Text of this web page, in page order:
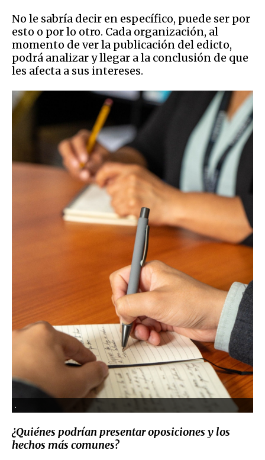
No le sabría decir en específico, puede ser por
esto o por lo otro. Cada organización, al
momento de ver la publicación del edicto,
podrá analizar y llegar a la conclusión de que
les afecta a sus intereses.
.
¿Quiénes podrían presentar oposiciones y los
hechos más comunes?